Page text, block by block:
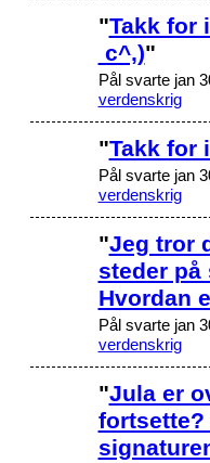
"Takk for
c^,)"
Pål svarte jan
verdenskrig
"Takk for
Pål svarte jan
verdenskrig
"Jeg tror
steder på
Hvordan
Pål svarte jan
verdenskrig
"Jula er
fortsette?